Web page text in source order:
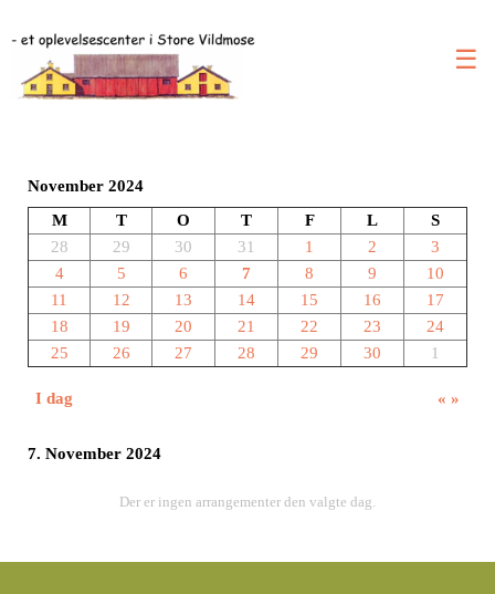
☰
November 2024
M
T O T F L
S
28
29 30 31 1 2
3
4
5 6 7 8 9
10
11
12 13 14 15 16
17
18
19 20 21 22 23
24
25
26 27 28 29 30 1
I dag « »
7. November 2024
Der er ingen arrangementer den valgte dag.